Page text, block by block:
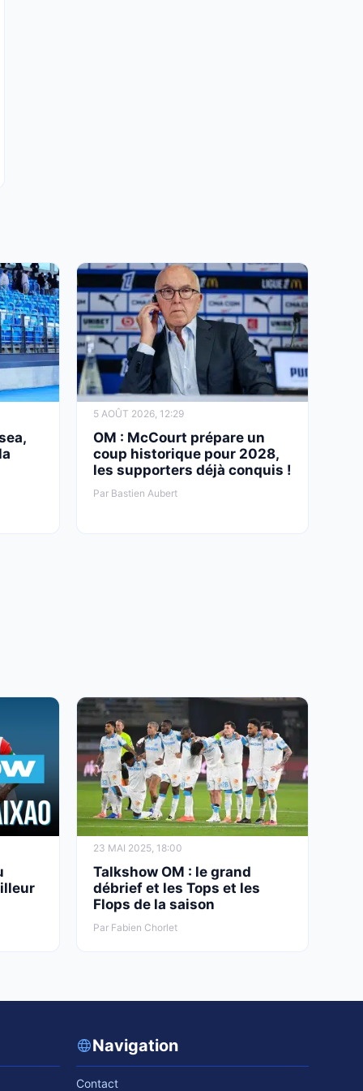
5 AOÛT 2026, 12:29
OM : McCourt prépare un
coup historique pour 2028,
les supporters déjà conquis !
Par Bastien Aubert
23 MAI 2025, 18:00
Talkshow OM : le grand
débrief et les Tops et les
Flops de la saison
Par Fabien Chorlet
Navigation
Contact